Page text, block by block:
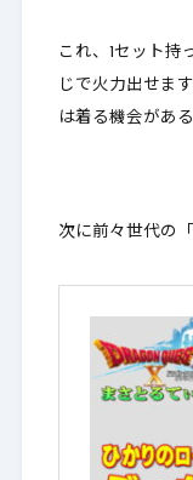
これ、1セット持
じで火力出せま
は着る機会があ
次に前々世代の